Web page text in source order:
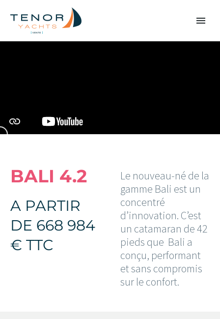
BALI 4.2
A PARTIR
DE 668 984
€ TTC
Le nouveau-né de la
gamme Bali est un
concentré
d’innovation. C’est
un catamaran de 42
pieds que Bali a
conçu, performant
et sans compromis
sur le confort.